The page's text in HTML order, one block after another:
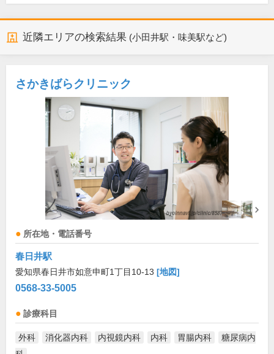
近隣エリアの検索結果 (小田井駅・味美駅など)
さかきばらクリニック
所在地・電話番号
春日井駅
愛知県春日井市如意申町1丁目10-13 [地図]
0568-33-5005
診療科目
外科 消化器内科 内視鏡内科 内科 胃腸内科
糖尿病内